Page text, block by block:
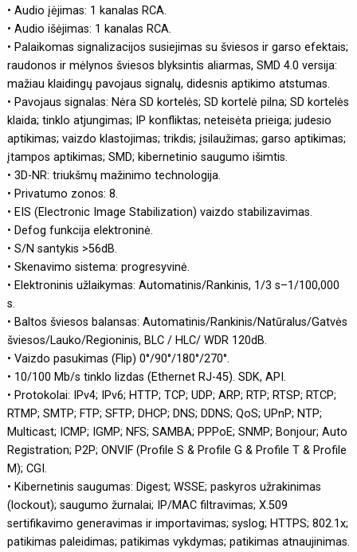
• Audio įėjimas: 1 kanalas RCA.
• Audio išėjimas: 1 kanalas RCA.
• Palaikomas signalizacijos susiejimas su šviesos ir garso efektais;
raudonos ir mėlynos šviesos blyksintis aliarmas, SMD 4.0 versija:
mažiau klaidingų pavojaus signalų, didesnis aptikimo atstumas.
• Pavojaus signalas: Nėra SD kortelės; SD kortelė pilna; SD kortelės
klaida; tinklo atjungimas; IP konfliktas; neteisėta prieiga; judesio
aptikimas; vaizdo klastojimas; trikdis; įsilaužimas; garso aptikimas;
įtampos aptikimas; SMD; kibernetinio saugumo išimtis.
• 3D-NR: triukšmų mažinimo technologija.
• Privatumo zonos: 8.
• EIS (Electronic Image Stabilization) vaizdo stabilizavimas.
• Defog funkcija elektroninė.
• S/N santykis >56dB.
• Skenavimo sistema: progresyvinė.
• Elektroninis užlaikymas: Automatinis/Rankinis, 1/3 s–1/100,000
s.
• Baltos šviesos balansas: Automatinis/Rankinis/Natūralus/Gatvės
šviesos/Lauko/Regioninis, BLC / HLC/ WDR 120dB.
• Vaizdo pasukimas (Flip) 0°/90°/180°/270°.
• 10/100 Mb/s tinklo lizdas (Ethernet RJ-45). SDK, API.
• Protokolai: IPv4; IPv6; HTTP; TCP; UDP; ARP; RTP; RTSP; RTCP;
RTMP; SMTP; FTP; SFTP; DHCP; DNS; DDNS; QoS; UPnP; NTP;
Multicast; ICMP; IGMP; NFS; SAMBA; PPPoE; SNMP; Bonjour; Auto
Registration; P2P; ONVIF (Profile S & Profile G & Profile T & Profile
M); CGI.
• Kibernetinis saugumas: Digest; WSSE; paskyros užrakinimas
(lockout); saugumo žurnalai; IP/MAC filtravimas; X.509
sertifikavimo generavimas ir importavimas; syslog; HTTPS; 802.1x;
patikimas paleidimas; patikimas vykdymas; patikimas atnaujinimas.